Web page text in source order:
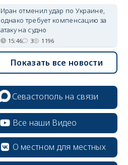
Иран отменил удар по Украине,
однако требует компенсацию за
атаку на судно
15:46 3 1196
Показать все новости
Севастополь на связи
Все наши Видео
О местном для местных